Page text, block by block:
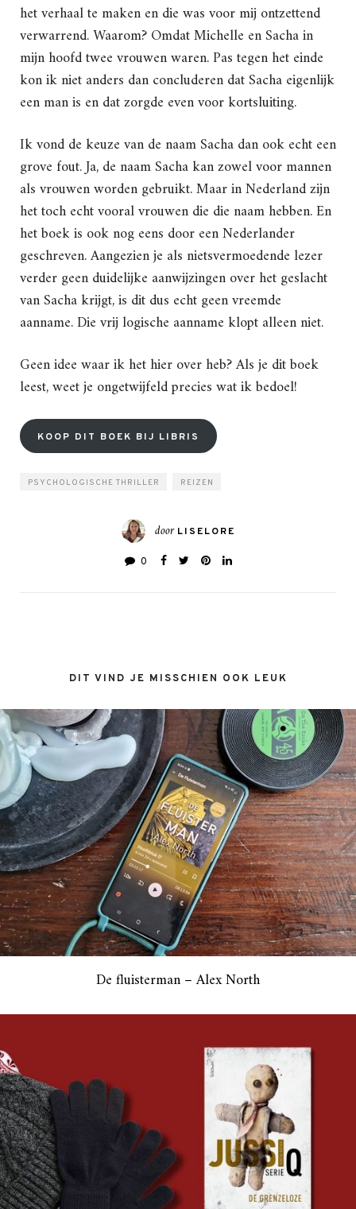
het verhaal te maken en die was voor mij ontzettend
verwarrend. Waarom? Omdat Michelle en Sacha in
mijn hoofd twee vrouwen waren. Pas tegen het einde
kon ik niet anders dan concluderen dat Sacha eigenlijk
een man is en dat zorgde even voor kortsluiting.
Ik vond de keuze van de naam Sacha dan ook echt een
grove fout. Ja, de naam Sacha kan zowel voor mannen
als vrouwen worden gebruikt. Maar in Nederland zijn
het toch echt vooral vrouwen die die naam hebben. En
het boek is ook nog eens door een Nederlander
geschreven. Aangezien je als nietsvermoedende lezer
verder geen duidelijke aanwijzingen over het geslacht
van Sacha krijgt, is dit dus echt geen vreemde
aanname. Die vrij logische aanname klopt alleen niet.
Geen idee waar ik het hier over heb? Als je dit boek
leest, weet je ongetwijfeld precies wat ik bedoel!
KOOP DIT BOEK BIJ LIBRIS
PSYCHOLOGISCHE THRILLER REIZEN
door LISELORE
0
DIT VIND JE MISSCHIEN OOK LEUK
De fluisterman – Alex North